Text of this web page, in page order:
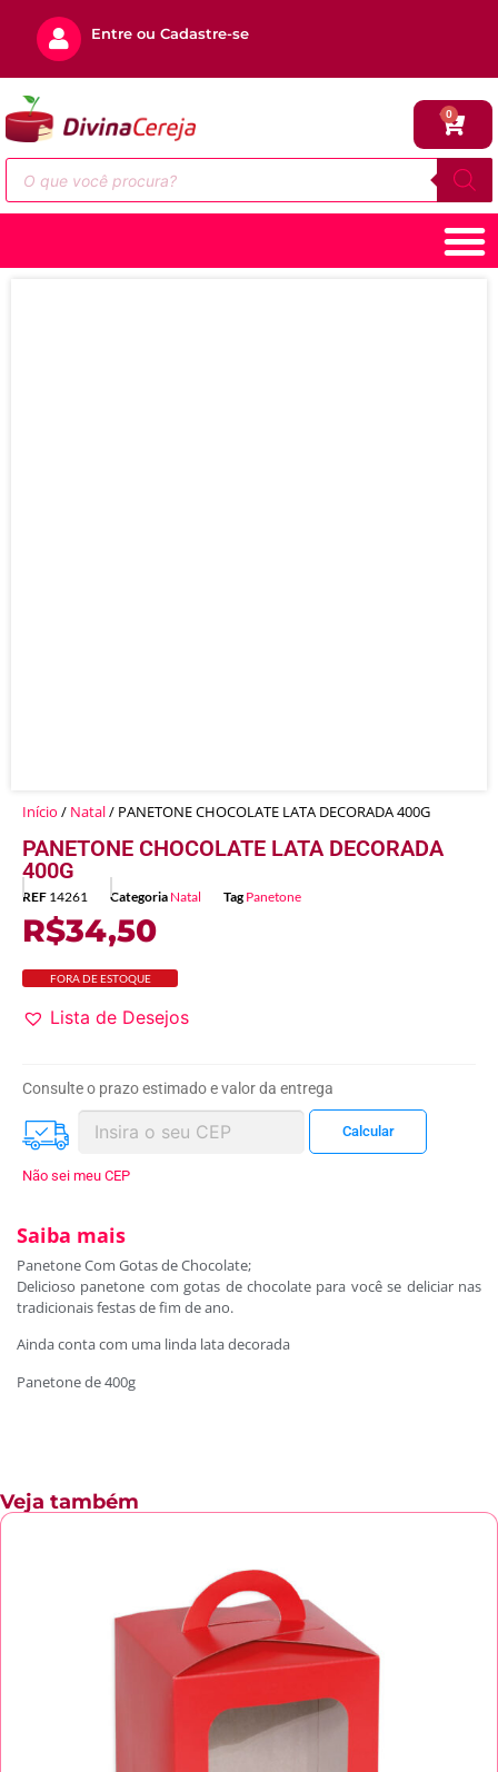
Entre ou Cadastre-se
0
Início / Natal/ PANETONE CHOCOLATE LATA DECORADA 400G
PANETONE CHOCOLATE LATA DECORADA
400G
REF 14261 Categoria Natal Tag Panetone
R$34,50
FORA DE ESTOQUE
Lista de Desejos
Consulte o prazo estimado e valor da entrega
Não sei meu CEP
Saiba mais
Panetone Com Gotas de Chocolate;
Delicioso panetone com gotas de chocolate para você se deliciar nas
tradicionais festas de fim de ano.
Ainda conta com uma linda lata decorada
Panetone de 400g
Veja também